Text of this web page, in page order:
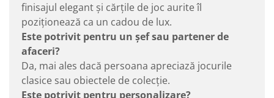
finisajul elegant și cărțile de joc aurite îl
poziționează ca un cadou de lux.
Este potrivit pentru un șef sau partener de
afaceri?
Da, mai ales dacă persoana apreciază jocurile
clasice sau obiectele de colecție.
Este potrivit pentru personalizare?